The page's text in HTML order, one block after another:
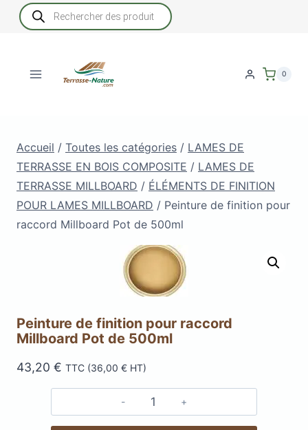
Recherche
de
produits
0
Accueil / Toutes les catégories / LAMES DE
TERRASSE EN BOIS COMPOSITE / LAMES DE
TERRASSE MILLBOARD / ÉLÉMENTS DE FINITION
POUR LAMES MILLBOARD / Peinture de finition pour
raccord Millboard Pot de 500ml
Peinture de finition pour raccord
Millboard Pot de 500ml
43,20 € TTC (36,00 € HT)
quantité